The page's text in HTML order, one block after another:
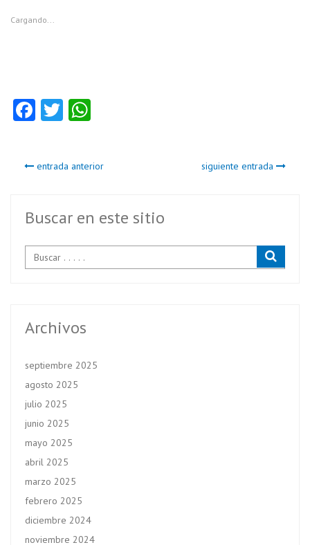
Cargando...
Fa
o
k
T
er A
p
entrada anterior siguiente entrada
Buscar en este sitio
Archivos
septiembre 2025
agosto 2025
julio 2025
junio 2025
mayo 2025
abril 2025
marzo 2025
febrero 2025
diciembre 2024
noviembre 2024